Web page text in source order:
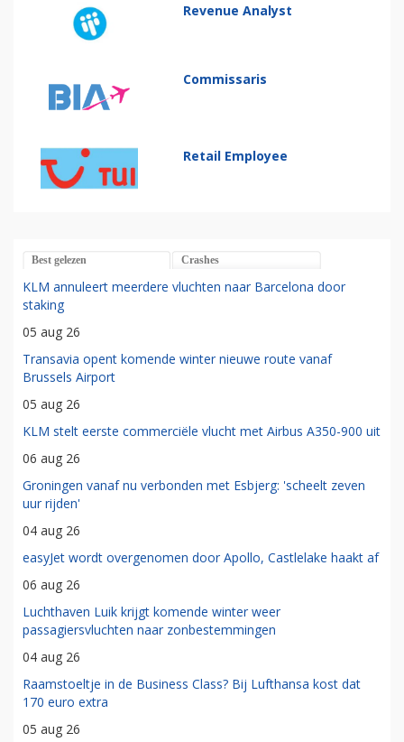
Revenue Analyst
Commissaris
Retail Employee
Best gelezen Crashes
KLM annuleert meerdere vluchten naar Barcelona door
staking
05 aug 26
Transavia opent komende winter nieuwe route vanaf
Brussels Airport
05 aug 26
KLM stelt eerste commerciële vlucht met Airbus A350-900 uit
06 aug 26
Groningen vanaf nu verbonden met Esbjerg: 'scheelt zeven
uur rijden'
04 aug 26
easyJet wordt overgenomen door Apollo, Castlelake haakt af
06 aug 26
Luchthaven Luik krijgt komende winter weer
passagiersvluchten naar zonbestemmingen
04 aug 26
Raamstoeltje in de Business Class? Bij Lufthansa kost dat
170 euro extra
05 aug 26